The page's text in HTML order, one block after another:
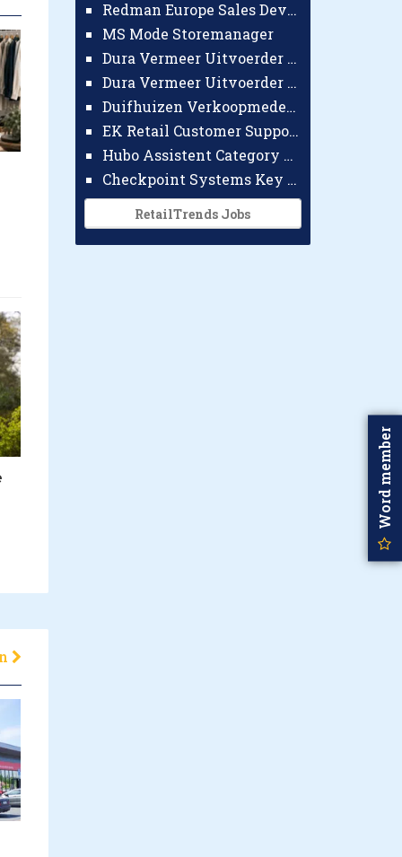
Redman Europe Sales Developer (Europe)
MS Mode Storemanager
Dura Vermeer Uitvoerder GWW Amsterdam
Dura Vermeer Uitvoerder Civiel Nijmegen
Duifhuizen Verkoopmedewerker Ridderkerk
EK Retail Customer Support Omnichannel
Hubo Assistent Category Manager
Checkpoint Systems Key Accountmanager Benelux
RetailTrends Jobs
Word member